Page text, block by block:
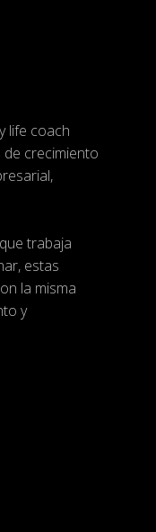
y life coach
de crecimiento
trabaja
estas
la misma
y